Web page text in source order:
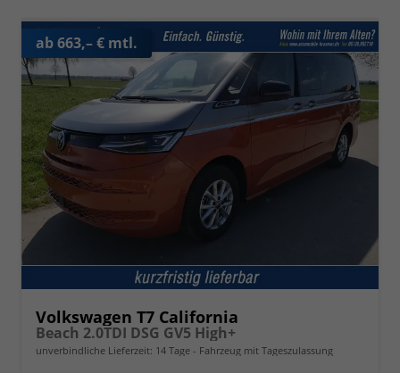
ab 663,– € mtl.
Volkswagen T7 California
Beach 2.0TDI DSG GV5 High+
unverbindliche Lieferzeit: 14 Tage Fahrzeug mit Tageszulassung